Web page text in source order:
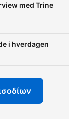
navigerer
i den
karrusel?
med Trine
i hverdagen